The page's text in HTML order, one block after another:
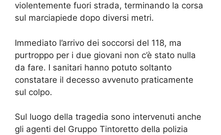
violentemente fuori strada, terminando la corsa
sul marciapiede dopo diversi metri.
Immediato l’arrivo dei soccorsi del 118, ma
purtroppo per i due giovani non c’è stato nulla
da fare. I sanitari hanno potuto soltanto
constatare il decesso avvenuto praticamente
sul colpo.
Sul luogo della tragedia sono intervenuti anche
gli agenti del Gruppo Tintoretto della polizia